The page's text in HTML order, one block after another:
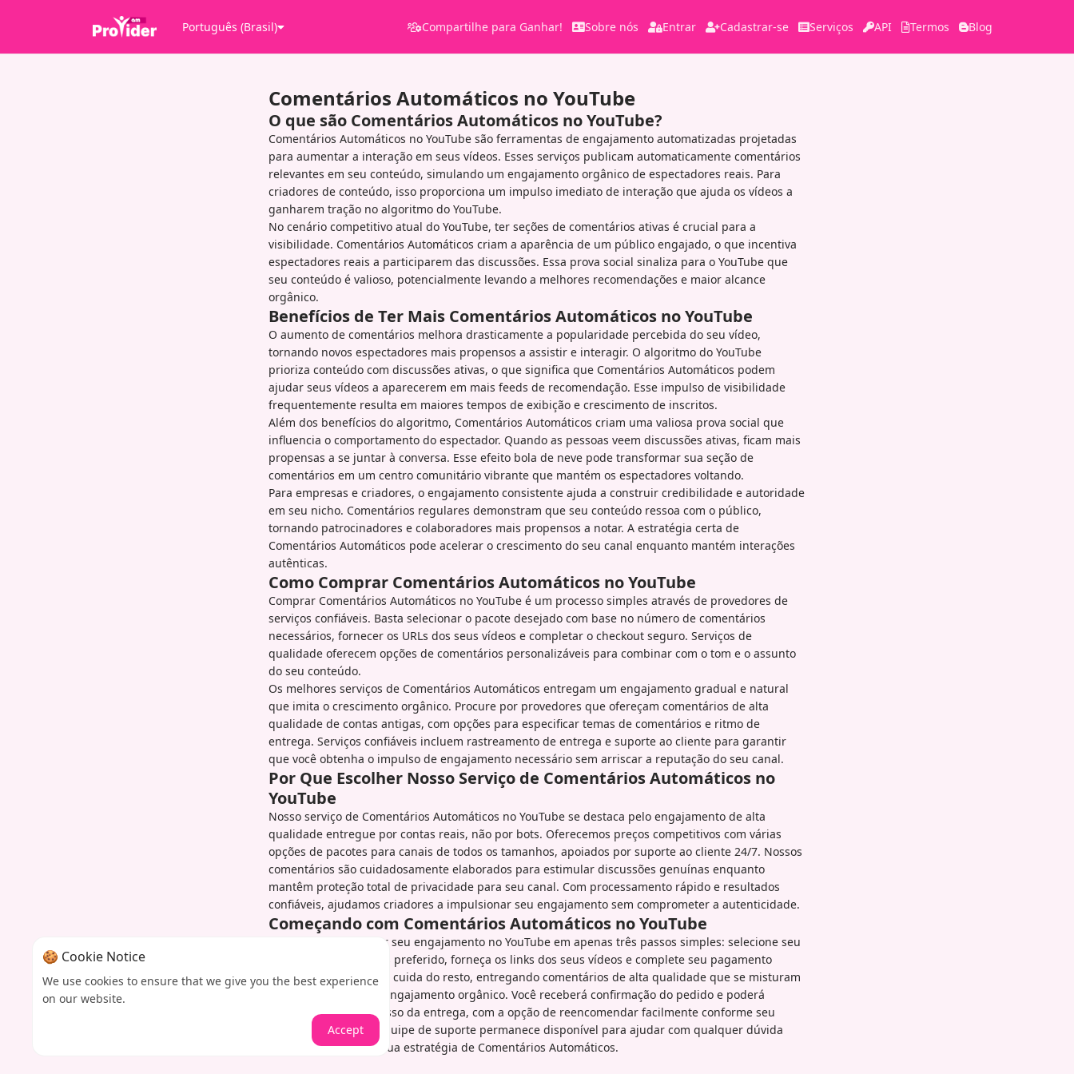
Português (Brasil) Compartilhe para Ganhar! Sobre nós Entrar Cadastrar-se Serviços API Termos Blog
Comentários Automáticos no YouTube
O que são Comentários Automáticos no YouTube?
Comentários Automáticos no YouTube são ferramentas de engajamento automatizadas projetadas
para aumentar a interação em seus vídeos. Esses serviços publicam automaticamente comentários
relevantes em seu conteúdo, simulando um engajamento orgânico de espectadores reais. Para
criadores de conteúdo, isso proporciona um impulso imediato de interação que ajuda os vídeos a
ganharem tração no algoritmo do YouTube.
No cenário competitivo atual do YouTube, ter seções de comentários ativas é crucial para a
visibilidade. Comentários Automáticos criam a aparência de um público engajado, o que incentiva
espectadores reais a participarem das discussões. Essa prova social sinaliza para o YouTube que
seu conteúdo é valioso, potencialmente levando a melhores recomendações e maior alcance
orgânico.
Benefícios de Ter Mais Comentários Automáticos no YouTube
O aumento de comentários melhora drasticamente a popularidade percebida do seu vídeo,
tornando novos espectadores mais propensos a assistir e interagir. O algoritmo do YouTube
prioriza conteúdo com discussões ativas, o que significa que Comentários Automáticos podem
ajudar seus vídeos a aparecerem em mais feeds de recomendação. Esse impulso de visibilidade
frequentemente resulta em maiores tempos de exibição e crescimento de inscritos.
Além dos benefícios do algoritmo, Comentários Automáticos criam uma valiosa prova social que
influencia o comportamento do espectador. Quando as pessoas veem discussões ativas, ficam mais
propensas a se juntar à conversa. Esse efeito bola de neve pode transformar sua seção de
comentários em um centro comunitário vibrante que mantém os espectadores voltando.
Para empresas e criadores, o engajamento consistente ajuda a construir credibilidade e autoridade
em seu nicho. Comentários regulares demonstram que seu conteúdo ressoa com o público,
tornando patrocinadores e colaboradores mais propensos a notar. A estratégia certa de
Comentários Automáticos pode acelerar o crescimento do seu canal enquanto mantém interações
autênticas.
Como Comprar Comentários Automáticos no YouTube
Comprar Comentários Automáticos no YouTube é um processo simples através de provedores de
serviços confiáveis. Basta selecionar o pacote desejado com base no número de comentários
necessários, fornecer os URLs dos seus vídeos e completar o checkout seguro. Serviços de
qualidade oferecem opções de comentários personalizáveis para combinar com o tom e o assunto
do seu conteúdo.
Os melhores serviços de Comentários Automáticos entregam um engajamento gradual e natural
que imita o crescimento orgânico. Procure por provedores que ofereçam comentários de alta
qualidade de contas antigas, com opções para especificar temas de comentários e ritmo de
entrega. Serviços confiáveis incluem rastreamento de entrega e suporte ao cliente para garantir
que você obtenha o impulso de engajamento necessário sem arriscar a reputação do seu canal.
Por Que Escolher Nosso Serviço de Comentários Automáticos no
YouTube
Nosso serviço de Comentários Automáticos no YouTube se destaca pelo engajamento de alta
qualidade entregue por contas reais, não por bots. Oferecemos preços competitivos com várias
opções de pacotes para canais de todos os tamanhos, apoiados por suporte ao cliente 24/7. Nossos
comentários são cuidadosamente elaborados para estimular discussões genuínas enquanto
mantêm proteção total de privacidade para seu canal. Com processamento rápido e resultados
confiáveis, ajudamos criadores a impulsionar seu engajamento sem comprometer a autenticidade.
Começando com Comentários Automáticos no YouTube
Comece a impulsionar seu engajamento no YouTube em apenas três passos simples: selecione seu
pacote de comentários preferido, forneça os links dos seus vídeos e complete seu pagamento
seguro. Nosso sistema cuida do resto, entregando comentários de alta qualidade que se misturam
perfeitamente com o engajamento orgânico. Você receberá confirmação do pedido e poderá
acompanhar o progresso da entrega, com a opção de reencomendar facilmente conforme seu
canal cresce. Nossa equipe de suporte permanece disponível para ajudar com qualquer dúvida
sobre como otimizar sua estratégia de Comentários Automáticos.
🍪 Cookie Notice
We use cookies to ensure that we give you the best experience
on our website.
Accept